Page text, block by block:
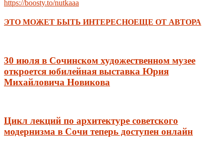
https://boosty.to/nutkaaa
ЭТО МОЖЕТ БЫТЬ ИНТЕРЕСНОЕЩЕ ОТ АВТОРА
30 июля в Сочинском художественном музее
откроется юбилейная выставка Юрия
Михайловича Новикова
Цикл лекций по архитектуре советского
модернизма в Сочи теперь доступен онлайн